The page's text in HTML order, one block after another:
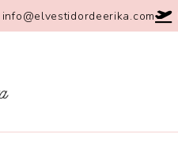
info@elvestidordeerika.com